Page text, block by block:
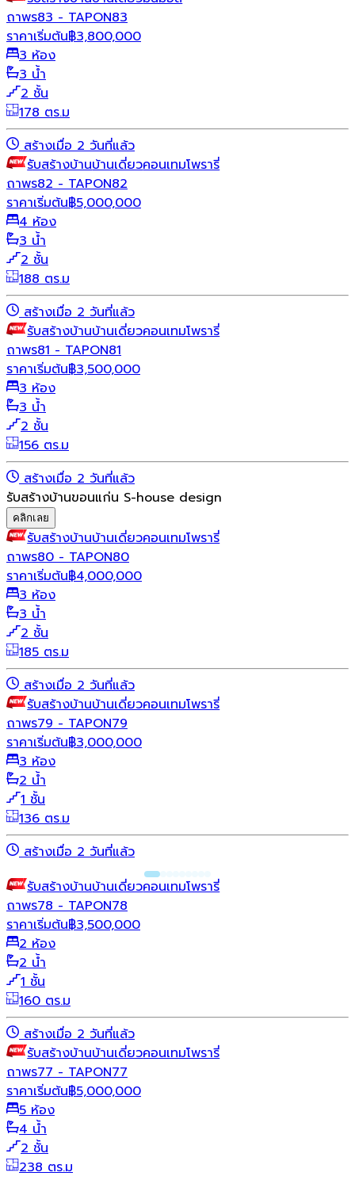
ถาพร83 - TAPON83
ราคาเริ่มต้น฿3,800,000
3 ห้อง
3 น้ำ
2 ชั้น
178 ตร.ม
สร้างเมื่อ 2 วันที่แล้ว
รับสร้างบ้านบ้านเดี่ยวคอนเทมโพรารี่
ถาพร82 - TAPON82
ราคาเริ่มต้น฿5,000,000
4 ห้อง
3 น้ำ
2 ชั้น
188 ตร.ม
สร้างเมื่อ 2 วันที่แล้ว
รับสร้างบ้านบ้านเดี่ยวคอนเทมโพรารี่
ถาพร81 - TAPON81
ราคาเริ่มต้น฿3,500,000
3 ห้อง
3 น้ำ
2 ชั้น
156 ตร.ม
สร้างเมื่อ 2 วันที่แล้ว
รับสร้างบ้านขอนแก่น S-house design
คลิกเลย
รับสร้างบ้านบ้านเดี่ยวคอนเทมโพรารี่
ถาพร80 - TAPON80
ราคาเริ่มต้น฿4,000,000
3 ห้อง
3 น้ำ
2 ชั้น
185 ตร.ม
สร้างเมื่อ 2 วันที่แล้ว
รับสร้างบ้านบ้านเดี่ยวคอนเทมโพรารี่
ถาพร79 - TAPON79
ราคาเริ่มต้น฿3,000,000
3 ห้อง
2 น้ำ
1 ชั้น
136 ตร.ม
สร้างเมื่อ 2 วันที่แล้ว
รับสร้างบ้านบ้านเดี่ยวคอนเทมโพรารี่
ถาพร78 - TAPON78
ราคาเริ่มต้น฿3,500,000
2 ห้อง
2 น้ำ
1 ชั้น
160 ตร.ม
สร้างเมื่อ 2 วันที่แล้ว
รับสร้างบ้านบ้านเดี่ยวคอนเทมโพรารี่
ถาพร77 - TAPON77
ราคาเริ่มต้น฿5,000,000
5 ห้อง
4 น้ำ
2 ชั้น
238 ตร.ม